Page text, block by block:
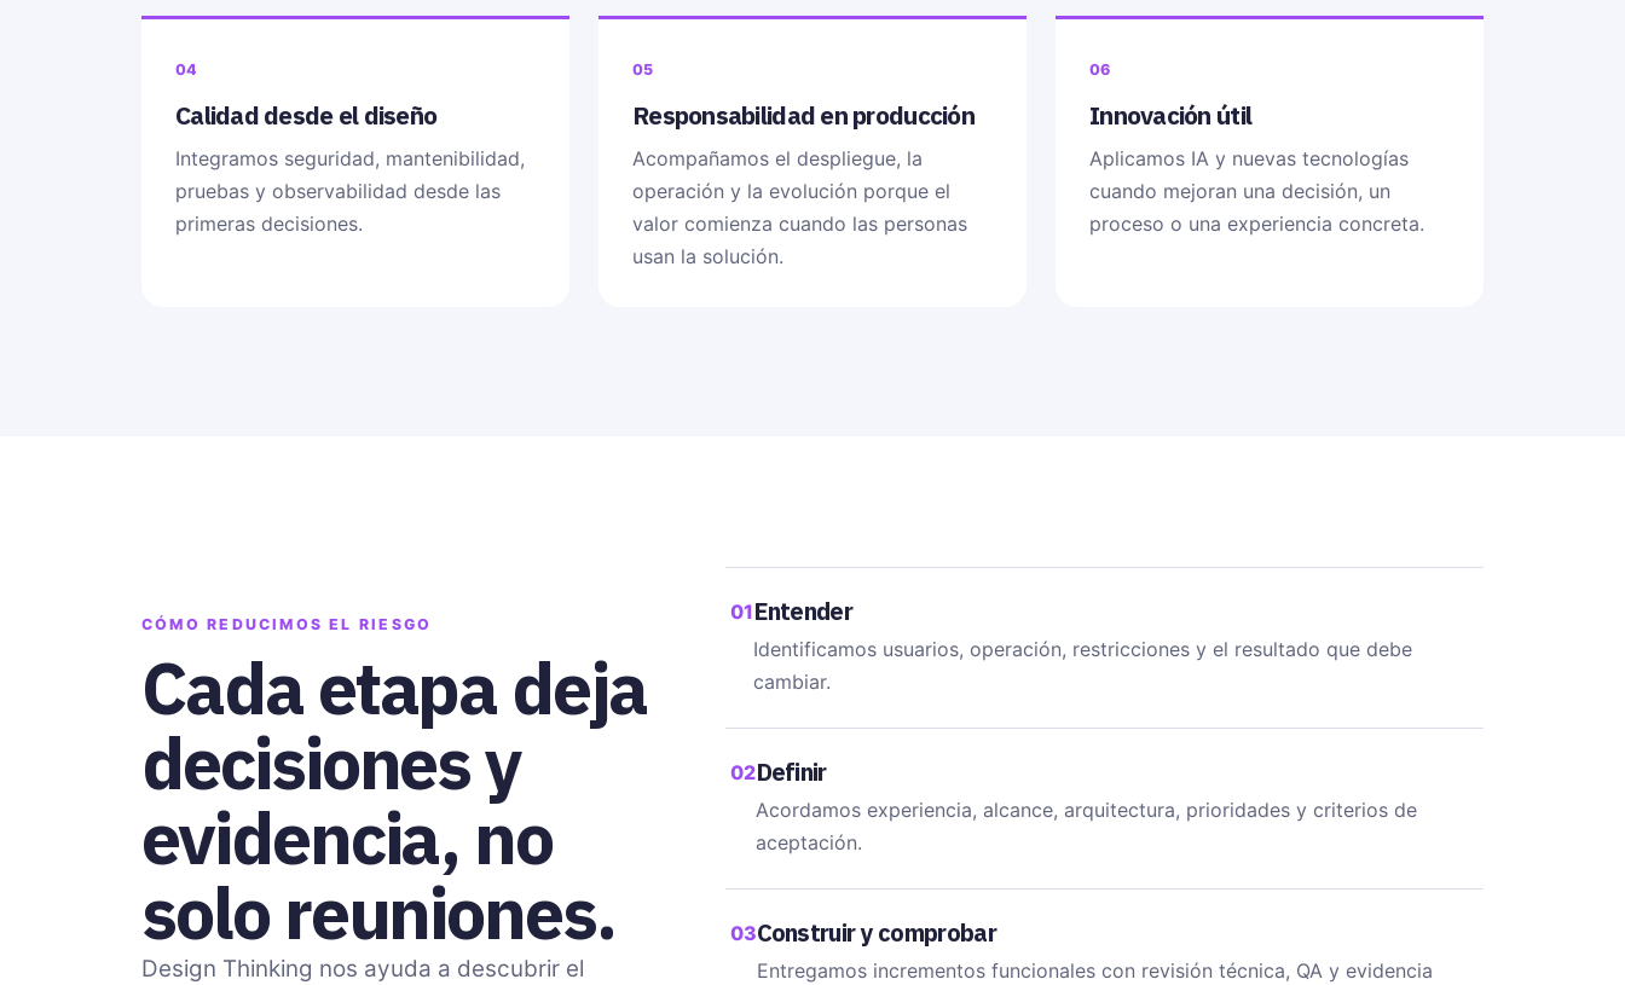
04
Calidad desde el diseño
Integramos seguridad, mantenibilidad,
pruebas y observabilidad desde las
primeras decisiones.
05
Responsabilidad en producción
Acompañamos el despliegue, la
operación y la evolución porque el
valor comienza cuando las personas
usan la solución.
06
Innovación útil
Aplicamos IA y nuevas tecnologías
cuando mejoran una decisión, un
proceso o una experiencia concreta.
CÓMO REDUCIMOS EL RIESGO
Cada etapa deja
decisiones y
evidencia, no
solo reuniones.
Design Thinking nos ayuda a descubrir el
01Entender
Identificamos usuarios, operación, restricciones y el resultado que debe
cambiar.
02Definir
Acordamos experiencia, alcance, arquitectura, prioridades y criterios de
aceptación.
03Construir y comprobar
Entregamos incrementos funcionales con revisión técnica, QA y evidencia